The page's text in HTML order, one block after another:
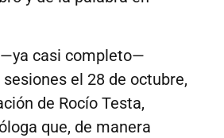
casi completo—
el 28 de octubre,
de Rocío Testa,
que, de manera